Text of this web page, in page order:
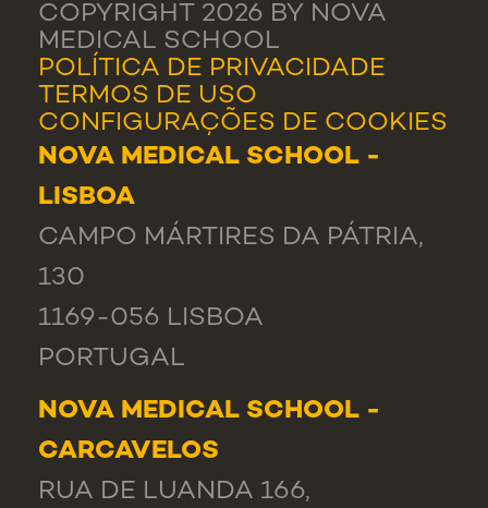
COPYRIGHT 2026 BY NOVA
MEDICAL SCHOOL
POLÍTICA DE PRIVACIDADE
TERMOS DE USO
CONFIGURAÇÕES DE COOKIES
NOVA MEDICAL SCHOOL -
LISBOA
CAMPO MÁRTIRES DA PÁTRIA,
130
1169-056 LISBOA
PORTUGAL
NOVA MEDICAL SCHOOL -
CARCAVELOS
RUA DE LUANDA 166,